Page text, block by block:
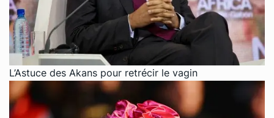
L’Astuce des Akans pour retrécir le vagin